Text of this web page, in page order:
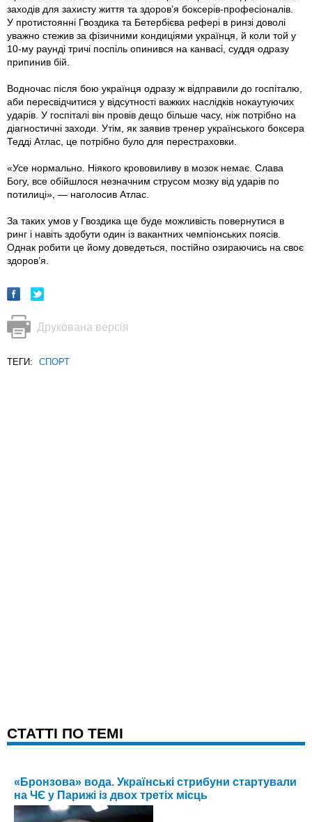
заходів для захисту життя та здоров’я боксерів-професіоналів.
У протистоянні Гвоздика та Бетербієва рефері в ринзі доволі
уважно стежив за фізичними кондиціями українця, й коли той у
10-му раунді тричі поспіль опинився на канвасі, суддя одразу
припинив бій.
Водночас після бою українця одразу ж відправили до госпіталю,
аби пересвідчитися у відсутності важких наслідків нокаутуючих
ударів. У госпіталі він провів дещо більше часу, ніж потрібно на
діагностичні заходи. Утім, як заявив тренер українського боксера
Тедді Атлас, це потрібно було для перестраховки.
«Усе нормально. Ніякого крововиливу в мозок немає. Слава
Богу, все обійшлося незначним струсом мозку від ударів по
потилиці», — наголосив Атлас.
За таких умов у Гвоздика ще буде можливість повернутися в
ринг і навіть здобути один із вакантних чемпіонських поясів.
Однак робити це йому доведеться, постійно озираючись на своє
здоров’я.
Друкована версія
ТЕГИ: СПОРТ
CТАТТІ ПО ТЕМІ
«Бронзова» вода. Українські стрибуни стартували
на ЧЄ у Парижі із двох третіх місць